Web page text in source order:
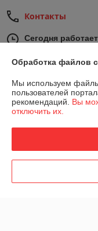
Контакты
Сегодня
Отзывы о магазине
685 отзывов за
Сделка
Обработка файлов
Мы используем
пользователей
рекомендаций. Вы
отключить их.